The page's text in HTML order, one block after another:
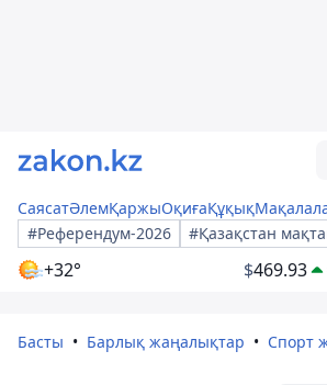
СаясатӘлемҚаржыОқиғаҚұқық
#Референдум-2026
#Қазақстан
+32° $469.93
Басты Барлық жаңалықтар Спорт